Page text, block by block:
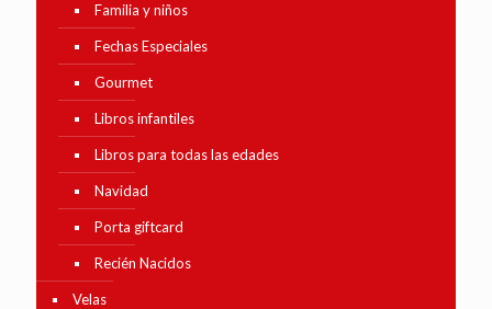
Familia y niños
Fechas Especiales
Gourmet
Libros infantiles
Libros para todas las edades
Navidad
Porta giftcard
Recién Nacidos
Velas